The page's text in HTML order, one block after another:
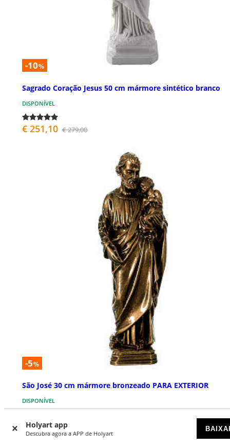
Holyart app
Descubra agora a APP de Holyart
-10%
Sagrado Coração Jesus 50 cm mármore sintético branco
DISPONÍVEL
€ 251,10 € 279,00
-5%
São José 30 cm mármore bronzeado PARA EXTERIOR
DISPONÍVEL
€ 197,50 € 207,90